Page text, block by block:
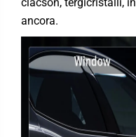
ancora.